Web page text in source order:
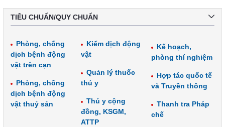
TIÊU CHUẨN/QUY CHUẨN
Phòng, chống
dịch bệnh động
vật trên cạn
Phòng, chống
dịch bệnh động
vật thuỷ sản
Kiểm dịch động
vật
Quản lý thuốc
thú y
Thú y cộng
đồng, KSGM,
ATTP
Kế hoạch,
phòng thí nghiệm
Hợp tác quốc tế
và Truyền thông
Thanh tra Pháp
chế